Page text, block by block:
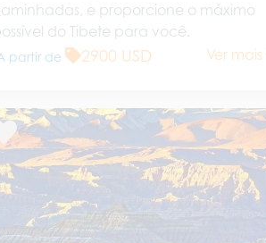
e proporcione o máximo
do Tibete para você.
partir de 2900 USD Ver mais